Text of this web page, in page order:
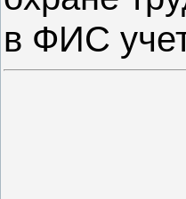
в ФИС